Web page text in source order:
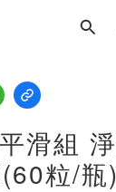
滑組
粒/瓶